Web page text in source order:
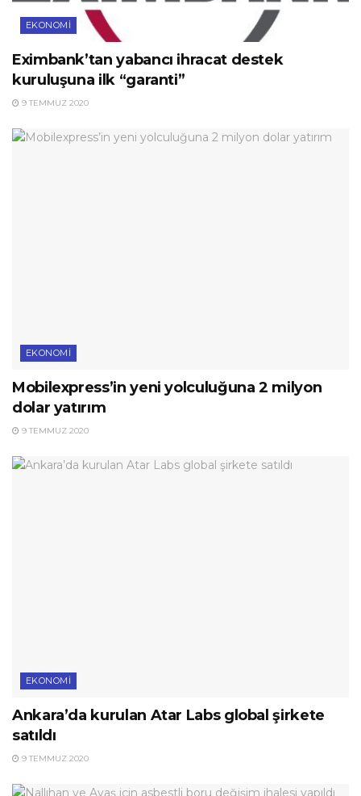
EKONOMI
Eximbank’tan yabancı ihracat destek
kuruluşuna ilk “garanti”
9 TEMMUZ 2020
EKONOMI
Mobilexpress’in yeni yolculuğuna 2 milyon
dolar yatırım
9 TEMMUZ 2020
EKONOMI
Ankara’da kurulan Atar Labs global şirkete
satıldı
9 TEMMUZ 2020